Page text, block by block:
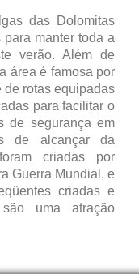
das Dolomitas
manter toda a
verão. Além de
área é famosa por
de rotas equipadas
para facilitar o
de segurança em
de alcançar da
criadas por
Guerra Mundial, e
criadas e
uma atração